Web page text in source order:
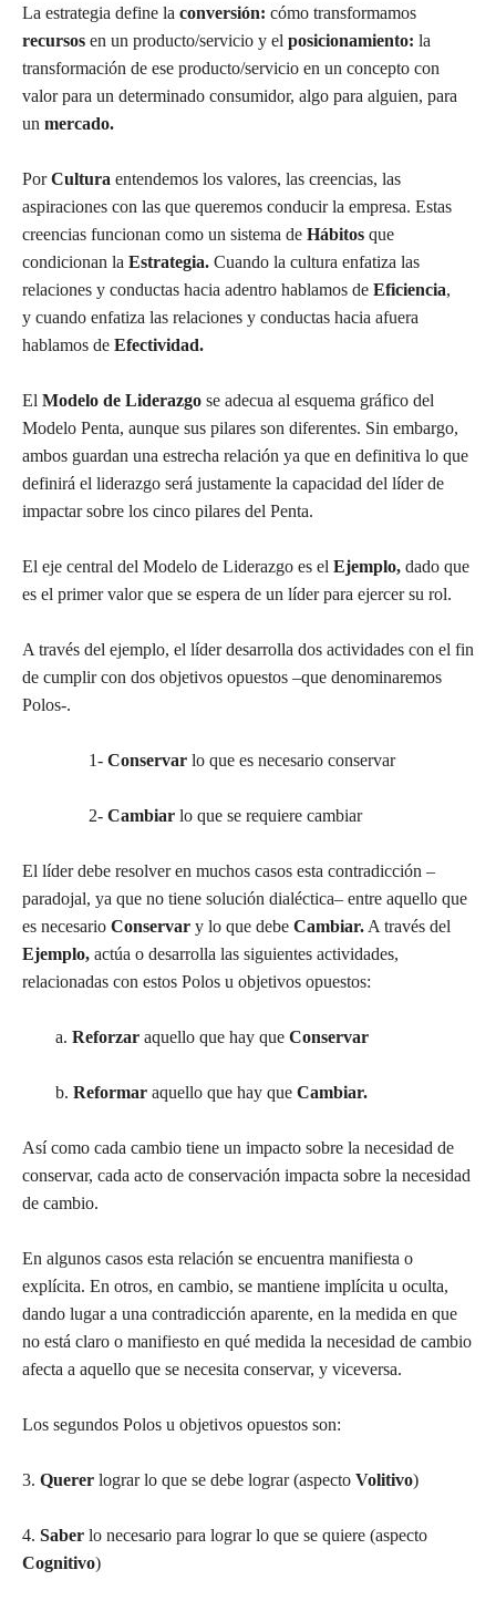
La estrategia define la conversión: cómo transformamos
recursos en un producto/servicio y el posicionamiento: la
transformación de ese producto/servicio en un concepto con
valor para un determinado consumidor, algo para alguien, para
un mercado.
PorCultura entendemos los valores, las creencias, las
aspiraciones con las que queremos conducir la empresa. Estas
creencias funcionan como un sistema de Hábitos que
condicionan la Estrategia. Cuando la cultura enfatiza las
relaciones y conductas hacia adentro hablamos de Eficiencia,
y cuando enfatiza las relaciones y conductas hacia afuera
hablamos de Efectividad.
El Modelo de Liderazgo se adecua al esquema gráfico del
Modelo Penta, aunque sus pilares son diferentes. Sin embargo,
ambos guardan una estrecha relación ya que en definitiva lo que
definirá el liderazgo será justamente la capacidad del líder de
impactar sobre los cinco pilares del Penta.
El eje central del Modelo de Liderazgo es el Ejemplo, dado que
es el primer valor que se espera de un líder para ejercer su rol.
A través del ejemplo, el líder desarrolla dos actividades con el fin
de cumplir con dos objetivos opuestos –que denominaremos
Polos-.
1- Conservar lo que es necesario conservar
2- Cambiar lo que se requiere cambiar
El líder debe resolver en muchos casos esta contradicción –
paradojal, ya que no tiene solución dialéctica– entre aquello que
es necesario Conservar y lo que debe Cambiar. A través del
Ejemplo, actúa o desarrolla las siguientes actividades,
relacionadas con estos Polos u objetivos opuestos:
a. Reforzar aquello que hay que Conservar
b. Reformar aquello que hay que Cambiar.
Así como cada cambio tiene un impacto sobre la necesidad de
conservar, cada acto de conservación impacta sobre la necesidad
de cambio.
En algunos casos esta relación se encuentra manifiesta o
explícita. En otros, en cambio, se mantiene implícita u oculta,
dando lugar a una contradicción aparente, en la medida en que
no está claro o manifiesto en qué medida la necesidad de cambio
afecta a aquello que se necesita conservar, y viceversa.
Los segundos Polos u objetivos opuestos son:
3. Querer lograr lo que se debe lograr (aspecto Volitivo)
4. Saber lo necesario para lograr lo que se quiere (aspecto
Cognitivo)